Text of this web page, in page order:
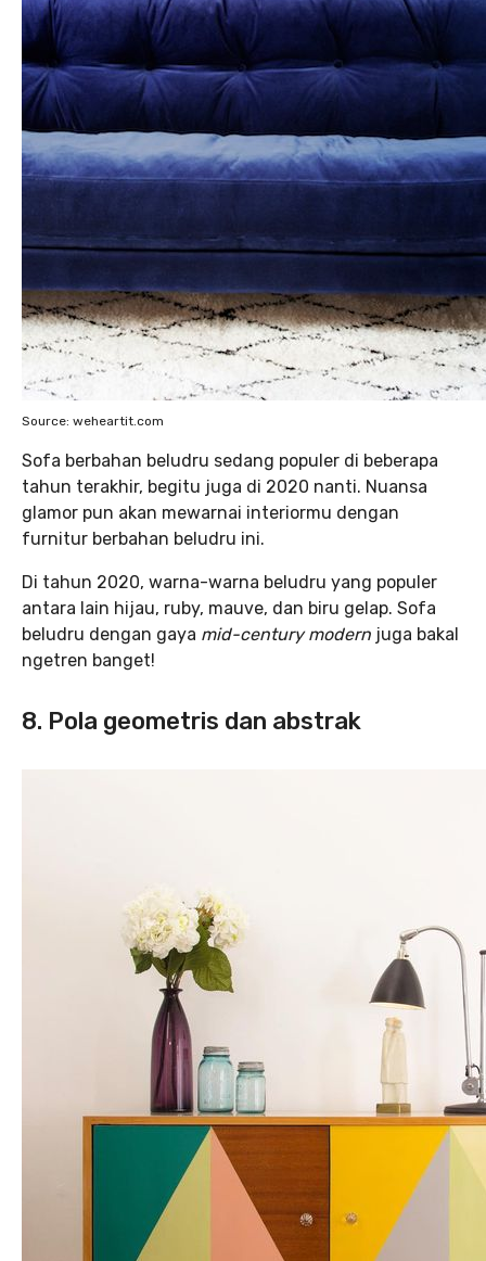
Source: weheartit.com
Sofa berbahan beludru sedang populer di beberapa
tahun terakhir, begitu juga di 2020 nanti. Nuansa
glamor pun akan mewarnai interiormu dengan
furnitur berbahan beludru ini.
Di tahun 2020, warna-warna beludru yang populer
antara lain hijau, ruby, mauve, dan biru gelap. Sofa
beludru dengan gaya mid-century modern juga bakal
ngetren banget!
8. Pola geometris dan abstrak